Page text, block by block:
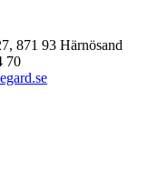
871 93 Härnösand
70